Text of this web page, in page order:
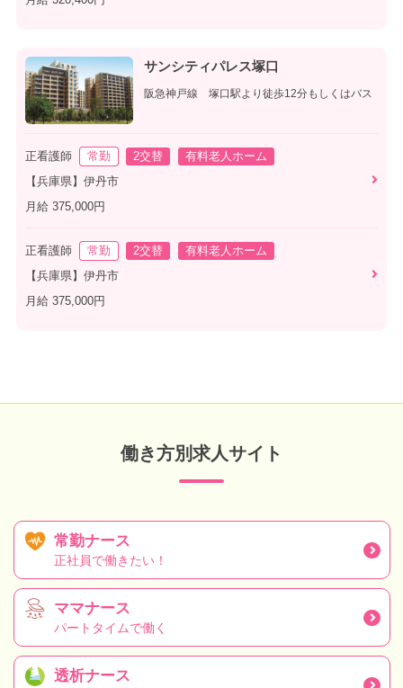
サンシティパレス塚口
阪急神戸線 塚口駅より徒歩12分もしくはバス
正看護師 常勤 2交替
有料老人ホーム
【兵庫県】伊丹市
月給 375,000円
正看護師 常勤 2交替
有料老人ホーム
【兵庫県】伊丹市
月給 375,000円
働き方別求人サイト
常勤ナース
正社員で働きたい！
ママナース
パートタイムで働く
透析ナース